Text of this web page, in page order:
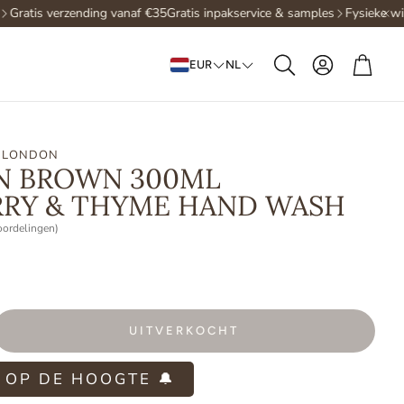
verzending vanaf €35Gratis inpakservice & samples Fysieke
EUR NL ZoekenAccount
BROWN 300ML
& THYME HAND WASH
UITVERKOCHT
DE HOOGTE 🔔